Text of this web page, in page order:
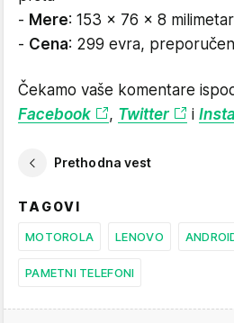
- Mere: 153 x 76 x 8
- Cena: 299 evra,
Čekamo vaše komentare
Facebook
, Twitter i
Prethodna vest
TAGOVI
MOTOROLA LENOVO
PAMETNI TELEFONI